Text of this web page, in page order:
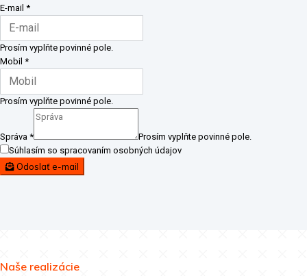
E-mail *
Prosím vyplňte povinné pole.
Mobil *
Prosím vyplňte povinné pole.
Správa *
Prosím vyplňte povinné pole.
Súhlasím so spracovaním osobných údajov
Odoslať e-mail
Naše realizácie